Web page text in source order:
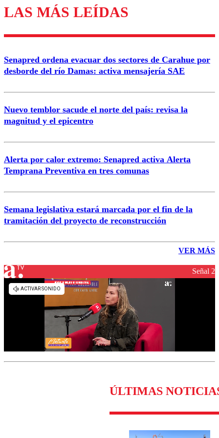
Enviar comentario
LAS MÁS LEÍDAS
Senapred ordena evacuar dos sectores de Carahue por
desborde del río Damas: activa mensajería SAE
Nuevo temblor sacude el norte del país: revisa la
magnitud y el epicentro
Alerta por calor extremo: Senapred activa Alerta
Temprana Preventiva en tres comunas
Semana legislativa estará marcada por el fin de la
tramitación del proyecto de reconstrucción
VER MÁS
Señal 2
ÚLTIMAS